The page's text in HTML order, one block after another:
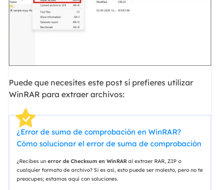
Puede que necesites este post si prefieres utilizar
WinRAR para extraer archivos:
¿Error de suma de comprobación en WinRAR?
Cómo solucionar el error de suma de comprobación
¿Recibes un error de Checksum en WinRARal extraer RAR, ZIP o
cualquier formato de archivo? Si es así, esto puede ser molesto, pero no te
preocupes; estamos aquí con soluciones.